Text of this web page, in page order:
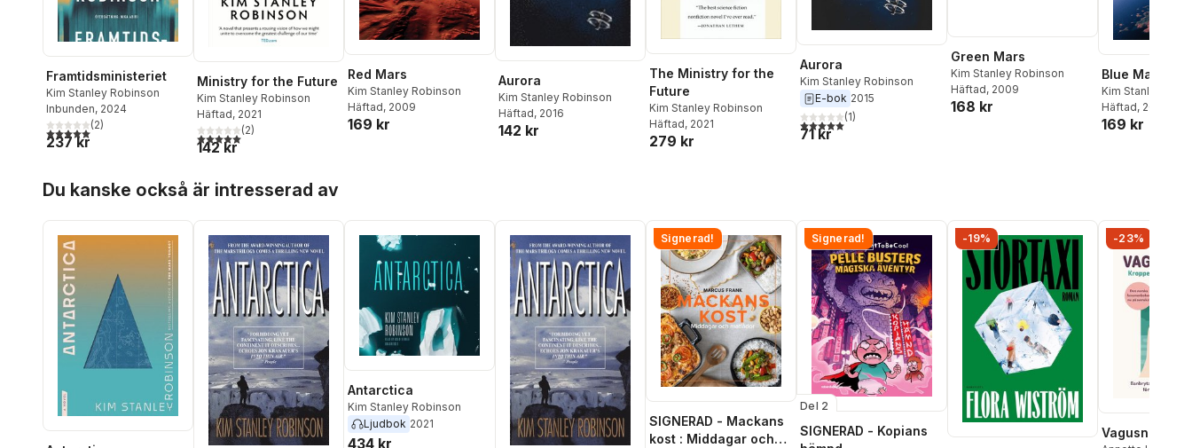
Framtidsministeriet
Kim Stanley Robinson
Inbunden, 2024
5,0utav 5 stjärnor. Totalt antal röster:
(2)
237 kr
Ministry for the Future
Kim Stanley Robinson
Häftad, 2021
5,0utav 5 stjärnor. Totalt antal röster:
(2)
142 kr
Red Mars
Kim Stanley Robinson
Häftad, 2009
169 kr
Aurora
Kim Stanley Robinson
Häftad, 2016
142 kr
The Ministry for the
Future
Kim Stanley Robinson
Häftad, 2021
279 kr
Aurora
Kim Stanley Robinson
E-bok 2015
5,0utav 5 stjärnor. Totalt antal röster:
(1)
71 kr
Green Mars
Kim Stanley Robinson
Häftad, 2009
168 kr
Blue Mars
Kim Stanley
Häftad, 2009
169 kr
Du kanske också är intresserad av
Antarctica
Kim Stanley Robinson
Ljudbok 2021
434 kr
Signerad!
SIGNERAD - Mackans
kost : Middagar och
Signerad!
Del 2
SIGNERAD - Kopians
-19% -23%
Vagusnerven